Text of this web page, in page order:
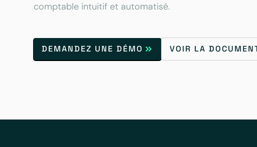
comptable intuitif et automatisé.
DEMANDEZ UNE DÉMO VOIR LA